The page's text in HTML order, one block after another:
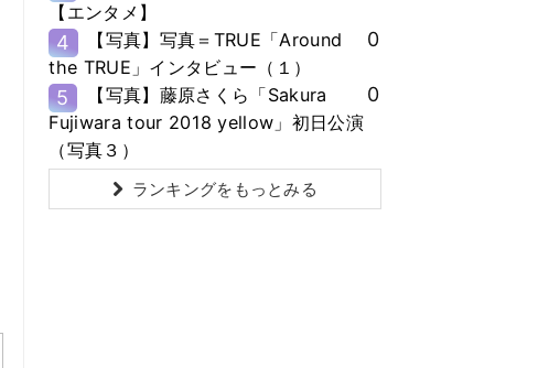
【エンタメ】
4
【写真】写真＝TRUE「Around
the TRUE」インタビュー（１）
0
5
【写真】藤原さくら「Sakura
Fujiwara tour 2018 yellow」初日公演
（写真３）
0
ランキングをもっとみる